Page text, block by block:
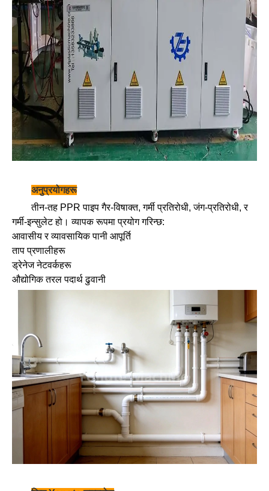
अनुप्रयोगहरू
तीन-तह PPR पाइप गैर-विषाक्त, गर्मी प्रतिरोधी, जंग-प्रतिरोधी, र
गर्मी-इन्सुलेट हो। व्यापक रूपमा प्रयोग गरिन्छ:
आवासीय र व्यावसायिक पानी आपूर्ति
ताप प्रणालीहरू
ड्रेनेज नेटवर्कहरू
औद्योगिक तरल पदार्थ ढुवानी